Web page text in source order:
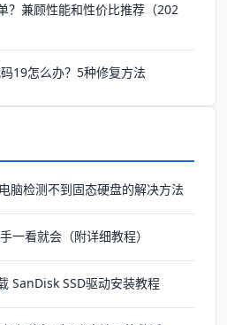
？兼顾性能和性价比推荐（202
19怎么办？5种修复方法
脑检测不到固态硬盘的解决方法
一看就会（附详细教程）
SanDisk SSD驱动安装教程